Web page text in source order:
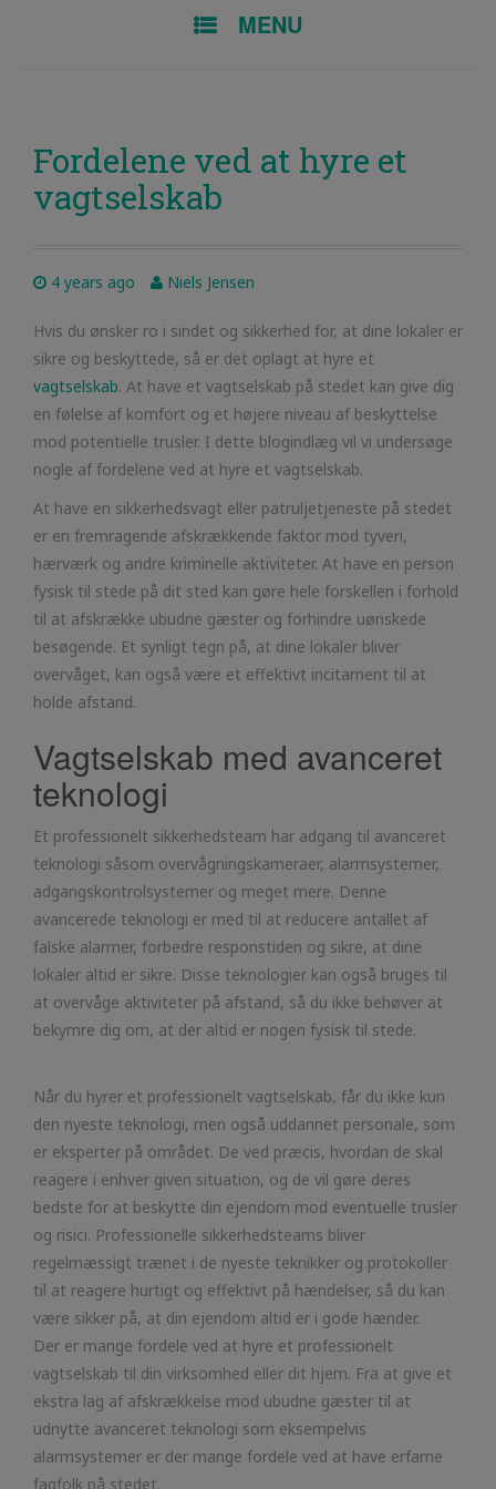
MENU
Fordelene ved at hyre et
vagtselskab
4 years ago Niels Jensen
Hvis du ønsker ro i sindet og sikkerhed for, at dine lokaler er
sikre og beskyttede, så er det oplagt at hyre et
vagtselskab. At have et vagtselskab på stedet kan give dig
en følelse af komfort og et højere niveau af beskyttelse
mod potentielle trusler. I dette blogindlæg vil vi undersøge
nogle af fordelene ved at hyre et vagtselskab.
At have en sikkerhedsvagt eller patruljetjeneste på stedet
er en fremragende afskrækkende faktor mod tyveri,
hærværk og andre kriminelle aktiviteter. At have en person
fysisk til stede på dit sted kan gøre hele forskellen i forhold
til at afskrække ubudne gæster og forhindre uønskede
besøgende. Et synligt tegn på, at dine lokaler bliver
overvåget, kan også være et effektivt incitament til at
holde afstand.
Vagtselskab med avanceret
teknologi
Et professionelt sikkerhedsteam har adgang til avanceret
teknologi såsom overvågningskameraer, alarmsystemer,
adgangskontrolsystemer og meget mere. Denne
avancerede teknologi er med til at reducere antallet af
falske alarmer, forbedre responstiden og sikre, at dine
lokaler altid er sikre. Disse teknologier kan også bruges til
at overvåge aktiviteter på afstand, så du ikke behøver at
bekymre dig om, at der altid er nogen fysisk til stede.
Når du hyrer et professionelt vagtselskab, får du ikke kun
den nyeste teknologi, men også uddannet personale, som
er eksperter på området. De ved præcis, hvordan de skal
reagere i enhver given situation, og de vil gøre deres
bedste for at beskytte din ejendom mod eventuelle trusler
og risici. Professionelle sikkerhedsteams bliver
regelmæssigt trænet i de nyeste teknikker og protokoller
til at reagere hurtigt og effektivt på hændelser, så du kan
være sikker på, at din ejendom altid er i gode hænder.
Der er mange fordele ved at hyre et professionelt
vagtselskab til din virksomhed eller dit hjem. Fra at give et
ekstra lag af afskrækkelse mod ubudne gæster til at
udnytte avanceret teknologi som eksempelvis
alarmsystemer er der mange fordele ved at have erfarne
fagfolk på stedet.